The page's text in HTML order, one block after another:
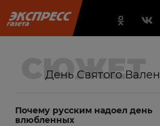
СЮЖЕТ
День Святого
Почему русским надоел день
влюбленных